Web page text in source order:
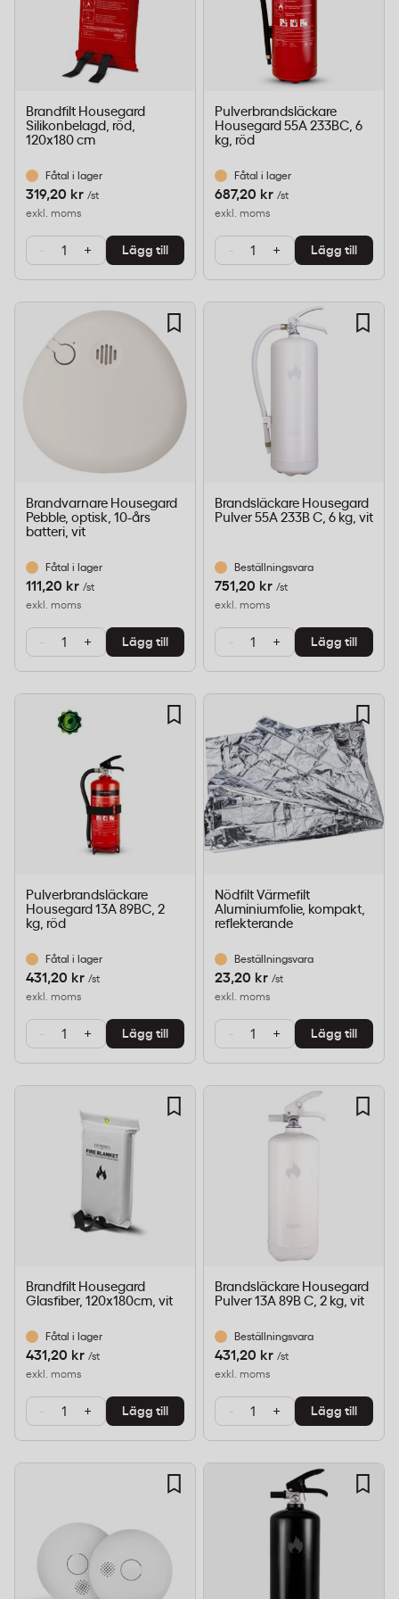
Brandfilt Housegard
Silikonbelagd, röd,
120x180 cm
Fåtal i lager
319,20 kr /st
exkl. moms
- + Lägg till
Pulverbrandsläckare
Housegard 55A 233BC, 6
kg, röd
Fåtal i lager
687,20 kr /st
exkl. moms
- + Lägg till
Brandvarnare Housegard
Pebble, optisk, 10-års
batteri, vit
Fåtal i lager
111,20 kr /st
exkl. moms
- + Lägg till
Brandsläckare Housegard
Pulver 55A 233B C, 6 kg, vit
Beställningsvara
751,20 kr /st
exkl. moms
- + Lägg till
Pulverbrandsläckare
Housegard 13A 89BC, 2
kg, röd
Fåtal i lager
431,20 kr /st
exkl. moms
- + Lägg till
Nödfilt Värmefilt
Aluminiumfolie, kompakt,
reflekterande
Beställningsvara
23,20 kr /st
exkl. moms
- + Lägg till
Brandfilt Housegard
Glasfiber, 120x180cm, vit
Fåtal i lager
431,20 kr /st
exkl. moms
- + Lägg till
Brandsläckare Housegard
Pulver 13A 89B C, 2 kg, vit
Beställningsvara
431,20 kr /st
exkl. moms
- + Lägg till